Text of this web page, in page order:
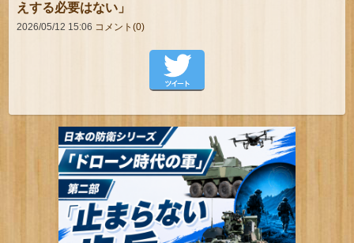
えする必要はない」
2026/05/12 15:06 コメント(0)